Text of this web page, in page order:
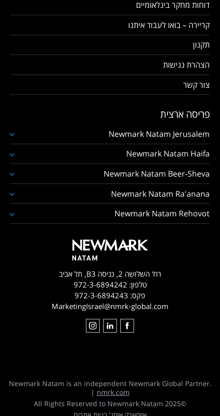
דוחות מחקר בינלאומיים
קריירה – בואו לעבוד איתנו
תקנון
הצהרת נגישות
צור קשר
פריסה ארצית
Newmark Natam Jerusalem
Newmark Natam Haifa
Newmark Natam Beer-Sheva
Newmark Natam Ra'anana
Newmark Natam Rehovot
רח' השלושה 2, כניסה B3, תל אביב
טלפון: 972-3-6894242
פקס: 972-3-6894243
MarketingIsrael@nmrk-global.com
Newmark Natam is an independent Newmark Global Partner.
| nmrk.com
©2025 All Rights Reserved to Newmark Natam